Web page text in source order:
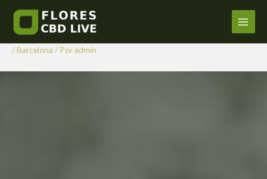
contenido
Main
Comprar Flores CBD en Vilalba
Sasserra
/Barcelona / Poradmin